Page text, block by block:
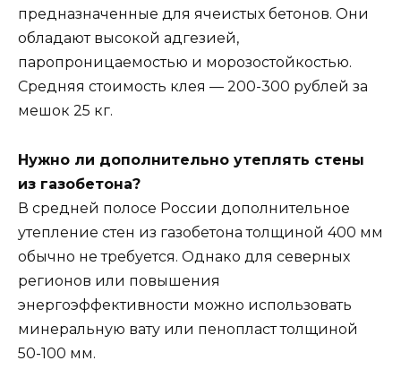
предназначенные для ячеистых бетонов. Они
обладают высокой адгезией,
паропроницаемостью и морозостойкостью.
Средняя стоимость клея — 200-300 рублей за
мешок 25 кг.
Нужно ли дополнительно утеплять стены
из газобетона?
В средней полосе России дополнительное
утепление стен из газобетона толщиной 400 мм
обычно не требуется. Однако для северных
регионов или повышения
энергоэффективности можно использовать
минеральную вату или пенопласт толщиной
50-100 мм.